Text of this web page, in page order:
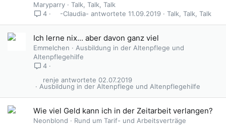
Maryparry
Talk, Talk, Talk
4
Talk, Talk, Talk
11.09.2019
-Claudia-
Ich lerne nix... aber davon ganz viel
Emmelchen
Ausbildung in der Altenpflege und
Altenpflegehilfe
4
Ausbildung in der Altenpflege und Altenpflegehilfe
02.07.2019
renje
Wie viel Geld kann ich in der Zeitarbeit verlangen?
Neonblond
Rund um Tarif- und Arbeitsverträge